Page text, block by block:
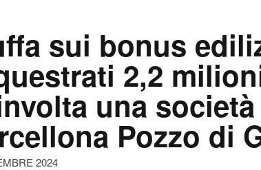
sui bonus
2,2
una
Pozzo di
2024